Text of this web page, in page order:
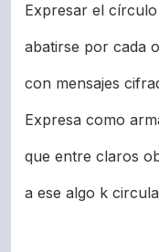
Expresar el
abatirse por cada
con mensajes
Expresa como
que entre claros
a ese algo k